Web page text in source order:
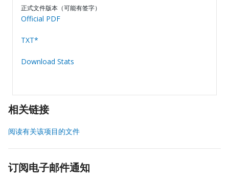
正式文件版本（可能有签字）
Official PDF
TXT*
Download Stats
相关链接
阅读有关该项目的文件
订阅电子邮件通知